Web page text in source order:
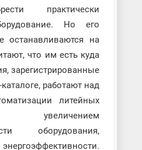
практически
Но его
останавливаются на
что им есть куда
зарегистрированные
работают над
литейных
увеличением
оборудования,